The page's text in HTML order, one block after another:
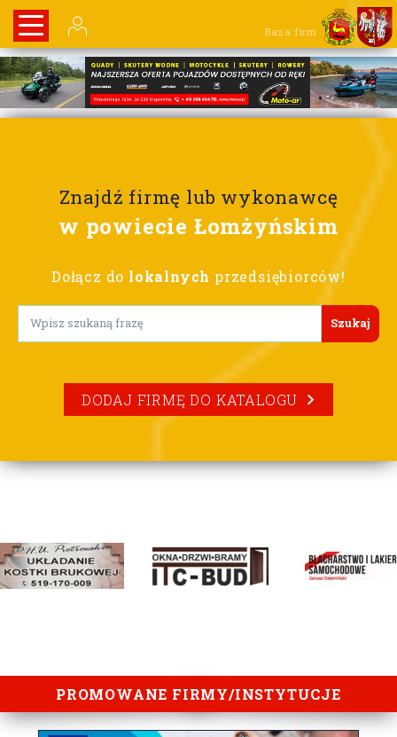
Baza firm
Znajdź firmę lub wykonawcę
w powiecie Łomżyńskim
Dołącz do lokalnych przedsiębiorców!
Lorem ipsum
DODAJ FIRMĘ DO KATALOGU
lorem ipsum
PROMOWANE FIRMY/INSTYTUCJE